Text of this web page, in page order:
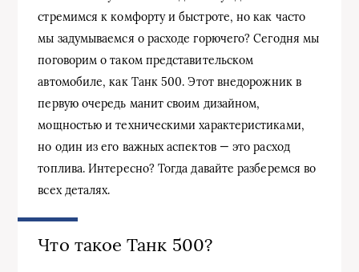
стремимся к комфорту и быстроте, но как часто
мы задумываемся о расходе горючего? Сегодня мы
поговорим о таком представительском
автомобиле, как Танк 500. Этот внедорожник в
первую очередь манит своим дизайном,
мощностью и техническими характеристиками,
но один из его важных аспектов — это расход
топлива. Интересно? Тогда давайте разберемся во
всех деталях.
Что такое Танк 500?